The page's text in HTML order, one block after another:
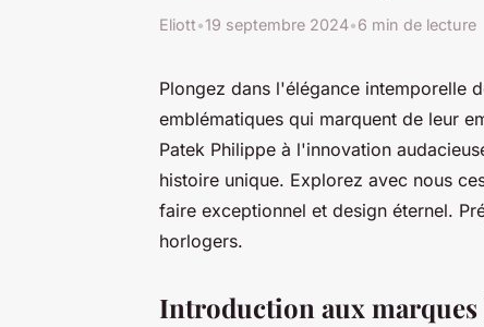
Eliott•19 septembre 2024•6 min de lecture
Plongez dans l'élégance intemporelle
emblématiques qui marquent de leur
Patek Philippe à l'innovation
histoire unique. Explorez avec nous
faire exceptionnel et design éternel.
horlogers.
Introduction aux marques